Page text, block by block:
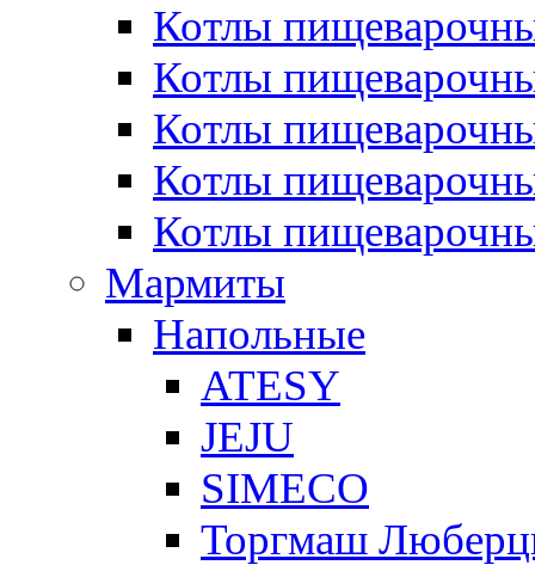
Котлы
Котлы
Котлы
Котлы
Котлы
Мармиты
Напольные
ATESY
JEJU
SIMECO
Торгмаш